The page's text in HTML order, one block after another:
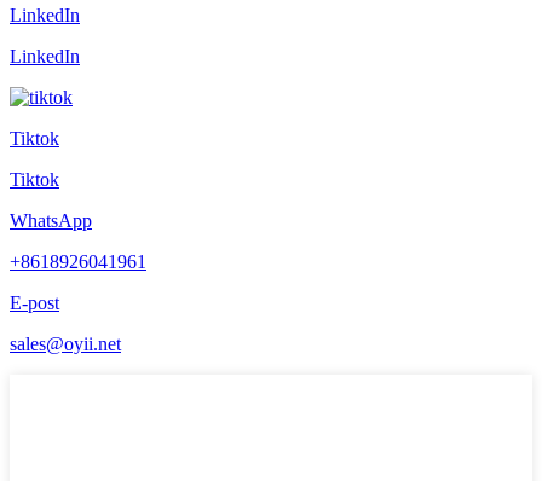
LinkedIn
LinkedIn
Tiktok
Tiktok
WhatsApp
+8618926041961
E-post
sales@oyii.net